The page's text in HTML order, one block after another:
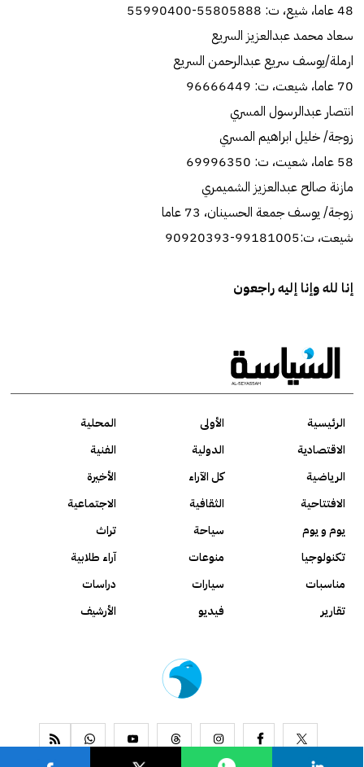
48 عاما، شيع، ت: 55805888-55990400
سعاد محمد عبدالعزيز السريع
ارملة/‏يوسف سريع عبدالرحمن السريع
70 عاما، شيعت، ت: 96666449
انتصار عبدالرسول المسري
زوجة/‏ خليل ابراهيم المسري
58 عاما، شعيت، ت: 69996350
مازنة صالح عبدالعزيز الشميمري
زوجة/‏ يوسف جمعة الحسينان، 73 عاما
شيعت، ت:99181005-90920393
إنا لله وإنا إليه راجعون
الرئيسية الأولى
المحلية
الاقتصادية
الدولية
الفنية
الرياضية
كل الآراء
الأخيرة
الافتتاحية
الثقافية
الاجتماعية
يوم و يوم
سياحة
تراث
تكنولوجيا
منوعات
آراء طلابية
مناسبات
سيارات
دراسات
تقارير
فيديو الأرشيف